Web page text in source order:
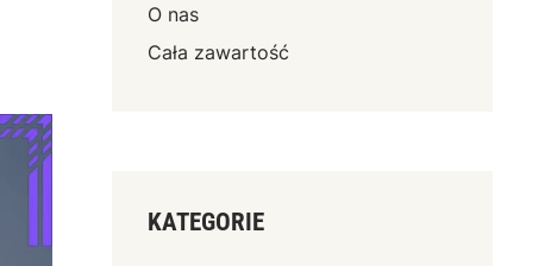
O nas
Cała zawartość
KATEGORIE